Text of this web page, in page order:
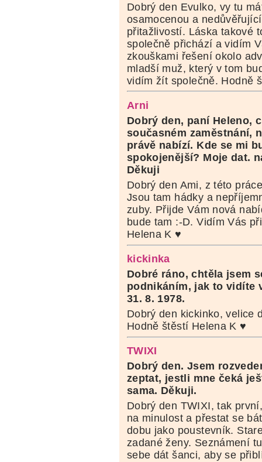
Dobrý den Evulko, vy tu
osamocenou a
přitažlivostí. Láska takové
společně přichází a vidím
zkouškami řešení okolo
mladší muž, který v tom
vidím žít společně. Hodně
Arni
Dobrý den, paní Heleno,
současném zaměstnání,
právě nabízí. Kde se mi
spokojenější? Moje dat.
Děkuji
Dobrý den Ami, z této
Jsou tam hádky a
zuby. Přijde Vám nová
bude tam :-D. Vidím Vás
Helena K ♥
kickinka
Dobré ráno,chtěla jsem
podnikáním, jak to vidíte
31. 8. 1978.
Dobrý den kickinko, velice
Hodně štěstí Helena K ♥
TWIXI
Dobrý den. Jsem
zeptat, jestli mne čeká
sama. Děkuji.
Dobrý den TWIXI, tak
na minulost a přestat se
dobu jako poustevník.
zadané ženy. Seznámení
sebe dát šanci, aby se